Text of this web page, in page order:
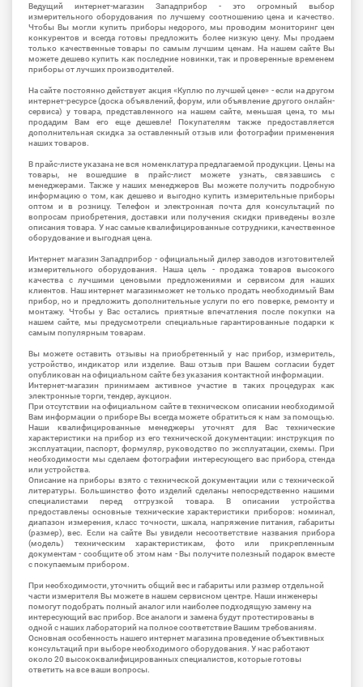
Ведущий интернет-магазин Западприбор - это огромный выбор
измерительного оборудования по лучшему соотношению цена и качество.
Чтобы Вы могли купить приборы недорого, мы проводим мониторинг цен
конкурентов и всегда готовы предложить более низкую цену. Мы продаем
только качественные товары по самым лучшим ценам. На нашем сайте Вы
можете дешево купить как последние новинки, так и проверенные временем
приборы от лучших производителей.
На сайте постоянно действует акция «Куплю по лучшей цене» - если на другом
интернет-ресурсе (доска объявлений, форум, или объявление другого онлайн-
сервиса) у товара, представленного на нашем сайте, меньшая цена, то мы
продадим Вам его еще дешевле! Покупателям также предоставляется
дополнительная скидка за оставленный отзыв или фотографии применения
наших товаров.
В прайс-листе указана не вся номенклатура предлагаемой продукции. Цены на
товары, не вошедшие в прайс-лист можете узнать, связавшись с
менеджерами. Также у наших менеджеров Вы можете получить подробную
информацию о том, как дешево и выгодно купить измерительные приборы
оптом и в розницу. Телефон и электронная почта для консультаций по
вопросам приобретения, доставки или получения скидки приведены возле
описания товара. У нас самые квалифицированные сотрудники, качественное
оборудование и выгодная цена.
Интернет магазин Западприбор - официальный дилер заводов изготовителей
измерительного оборудования. Наша цель - продажа товаров высокого
качества с лучшими ценовыми предложениями и сервисом для наших
клиентов. Наш интернет магазинможет не только продать необходимый Вам
прибор, но и предложить дополнительные услуги по его поверке, ремонту и
монтажу. Чтобы у Вас остались приятные впечатления после покупки на
нашем сайте, мы предусмотрели специальные гарантированные подарки к
самым популярным товарам.
Вы можете оставить отзывы на приобретенный у нас прибор, измеритель,
устройство, индикатор или изделие. Ваш отзыв при Вашем согласии будет
опубликован на официальном сайте без указания контактной информации.
Интернет-магазин принимаем активное участие в таких процедурах как
электронные торги, тендер, аукцион.
При отсутствии на официальном сайте в техническом описании необходимой
Вам информации о приборе Вы всегда можете обратиться к нам за помощью.
Наши квалифицированные менеджеры уточнят для Вас технические
характеристики на прибор из его технической документации: инструкция по
эксплуатации, паспорт, формуляр, руководство по эксплуатации, схемы. При
необходимости мы сделаем фотографии интересующего вас прибора, стенда
или устройства.
Описание на приборы взято с технической документации или с технической
литературы. Большинство фото изделий сделаны непосредственно нашими
специалистами перед отгрузкой товара. В описании устройства
предоставлены основные технические характеристики приборов: номинал,
диапазон измерения, класс точности, шкала, напряжение питания, габариты
(размер), вес. Если на сайте Вы увидели несоответствие названия прибора
(модель) техническим характеристикам, фото или прикрепленным
документам - сообщите об этом нам - Вы получите полезный подарок вместе
с покупаемым прибором.
При необходимости, уточнить общий вес и габариты или размер отдельной
части измерителя Вы можете в нашем сервисном центре. Наши инженеры
помогут подобрать полный аналог или наиболее подходящую замену на
интересующий вас прибор. Все аналоги и замена будут протестированы в
одной с наших лабораторий на полное соответствие Вашим требованиям.
Основная особенность нашего интернет магазина проведение объективных
консультаций при выборе необходимого оборудования. У нас работают
около 20 высококвалифицированных специалистов, которые готовы
ответить на все ваши вопросы.